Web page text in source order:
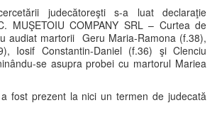
judecătoreşti s-a luat declaraţie
MUŞETOIU COMPANY SRL – Curtea de
audiat martorii Geru Maria-Ramona (f.38),
Iosif Constantin-Daniel (f.36) şi Clenciu
se asupra probei cu martorul Mariea
fost prezent la nici un termen de judecată